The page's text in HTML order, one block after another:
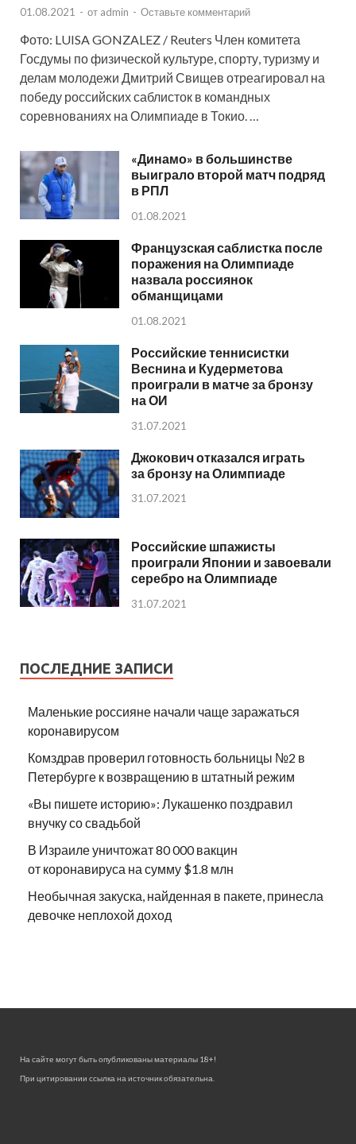
01.08.2021 - от admin - Оставьте комментарий
Фото: LUISA GONZALEZ / Reuters Член комитета
Госдумы по физической культуре, спорту, туризму и
делам молодежи Дмитрий Свищев отреагировал на
победу российских саблисток в командных
соревнованиях на Олимпиаде в Токио. …
«Динамо» в большинстве
выиграло второй матч подряд
в РПЛ
01.08.2021
Французская саблистка после
поражения на Олимпиаде
назвала россиянок
обманщицами
01.08.2021
Российские теннисистки
Веснина и Кудерметова
проиграли в матче за бронзу
на ОИ
31.07.2021
Джокович отказался играть
за бронзу на Олимпиаде
31.07.2021
Российские шпажисты
проиграли Японии и завоевали
серебро на Олимпиаде
31.07.2021
ПОСЛЕДНИЕ ЗАПИСИ
Маленькие россияне начали чаще заражаться
коронавирусом
Комздрав проверил готовность больницы №2 в
Петербурге к возвращению в штатный режим
«Вы пишете историю»: Лукашенко поздравил
внучку со свадьбой
В Израиле уничтожат 80 000 вакцин
от коронавируса на сумму $1.8 млн
Необычная закуска, найденная в пакете, принесла
девочке неплохой доход
На сайте могут быть опубликованы материалы 18+!
При цитировании ссылка на источник обязательна.